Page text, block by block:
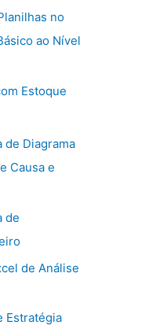
no
ao Nível
Estoque
de Diagrama
Causa e
de
de Análise
Estratégia